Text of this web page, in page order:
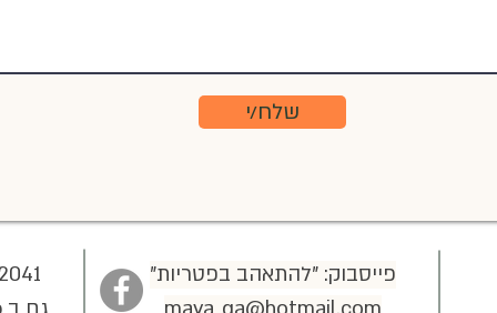
שלח/י
פייסבוק: "להתאהב בפטריות"